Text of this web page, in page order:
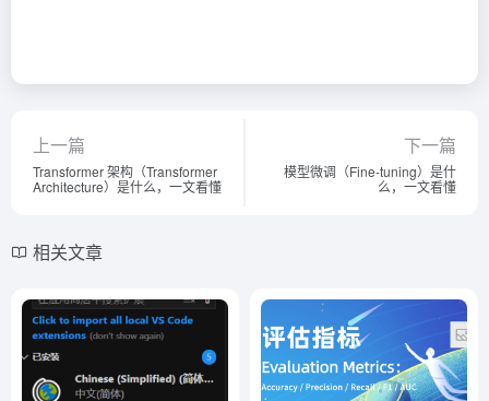
上一篇
Transformer 架构（Transformer
Architecture）是什么，一文看懂
下一篇
模型微调（Fine-tuning）是什
么，一文看懂
相关文章